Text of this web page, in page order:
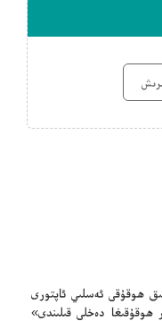
ھوقۇقى ئەسلىي ئاپتورى
ھوقۇقىغا دەخلى قىلىندى»